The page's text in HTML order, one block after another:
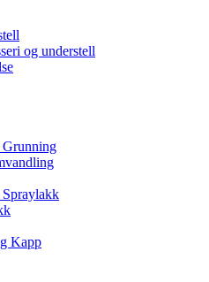
og understell
Grunning
Spraylakk
Kapp